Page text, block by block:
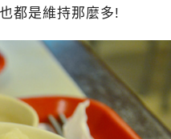
都是維持那麼多!